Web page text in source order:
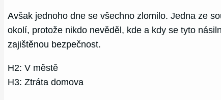
Avšak jednoho dne se všechno zlomilo. Jedna ze
okolí, protože nikdo nevěděl, kde a kdy se tyto
zajištěnou bezpečnost.
H2: V městě
H3: Ztráta domova